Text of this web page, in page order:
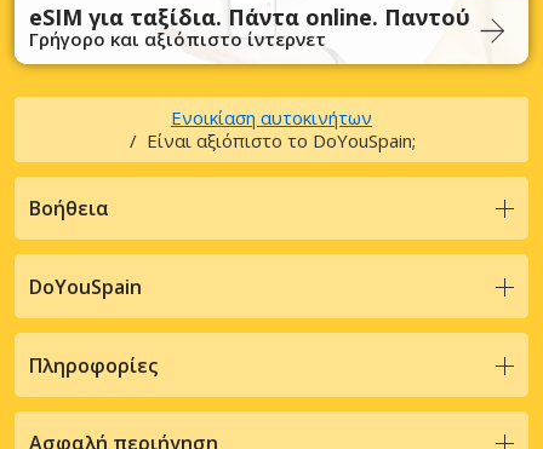
eSIM για ταξίδια. Πάντα online. Παντού
Γρήγορο και αξιόπιστο ίντερνετ
Ενοικίαση αυτοκινήτων
Είναι αξιόπιστο το DoYouSpain;
Βοήθεια
DoYouSpain
Πληροφορίες
Ασφαλή περιήγηση